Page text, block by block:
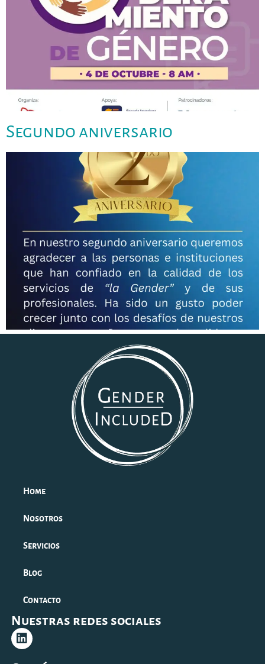
Segundo aniversario
Home
Nosotros
Servicios
Blog
Contacto
Nuestras redes sociales